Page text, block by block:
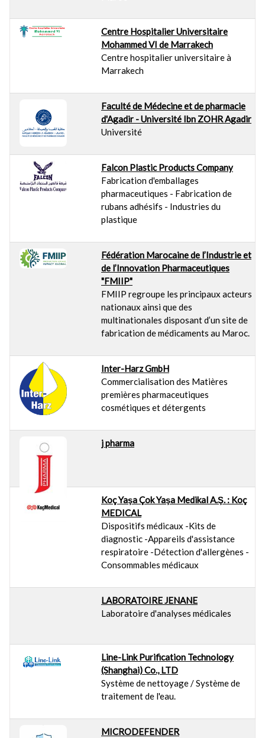
Centre Hospitalier Universitaire
Mohammed VI de Marrakech
Centre hospitalier universitaire à
Marrakech
Faculté de Médecine et de pharmacie
d'Agadir - Université Ibn ZOHR Agadir
Université
Falcon Plastic Products Company
Fabrication d'emballages
pharmaceutiques - Fabrication de
rubans adhésifs - Industries du
plastique
Fédération Marocaine de l’Industrie et
de l’Innovation Pharmaceutiques
"FMIIP"
FMIIP regroupe les principaux acteurs
nationaux ainsi que des
multinationales disposant d’un site de
fabrication de médicaments au Maroc.
Inter-Harz GmbH
Commercialisation des Matières
premières pharmaceutiques
cosmétiques et détergents
j pharma
Koç Yaşa Çok Yaşa Medikal A.Ş. : Koç
MEDICAL
Dispositifs médicaux -Kits de
diagnostic -Appareils d'assistance
respiratoire -Détection d'allergènes -
Consommables médicaux
LABORATOIRE JENANE
Laboratoire d'analyses médicales
Line-Link Purification Technology
(Shanghai) Co., LTD
Système de nettoyage / Système de
traitement de l'eau.
MICRODEFENDER